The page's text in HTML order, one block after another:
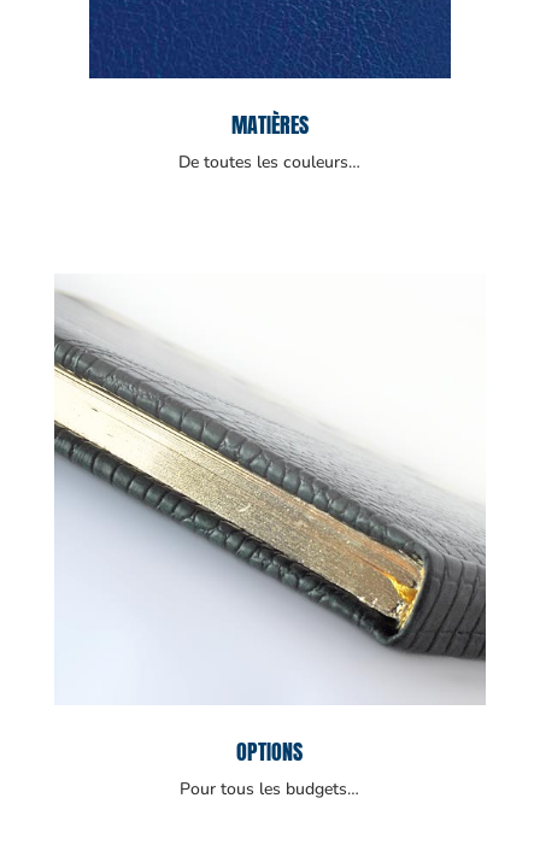
MATIÈRES
De toutes les couleurs…
OPTIONS
Pour tous les budgets…